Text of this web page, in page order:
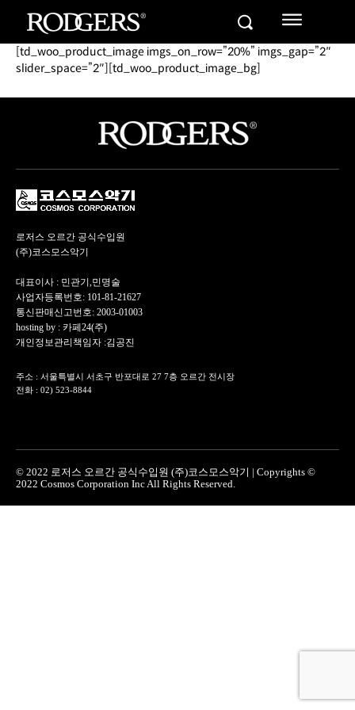
[td_woo_product_image imgs_on_row=”20%” imgs_gap=”2″
slider_space=”2″][td_woo_product_image_bg]
로저스 오르간 공식수입원
(주)코스모스악기
대표이사 : 민관기,민명술
사업자등록번호: 101-81-21627
통신판매신고번호: 2003-01003
hosting by : 카페24(주)
개인정보관리책임자 :김공진
주소 : 서울특별시 서초구 반포대로 27 7층 오르간 전시장
전화 : 02) 523-8844
© 2022 로저스 오르간 공식수입원 (주)코스모스악기 | Copyrights ©
2022 Cosmos Corporation Inc All Rights Reserved.